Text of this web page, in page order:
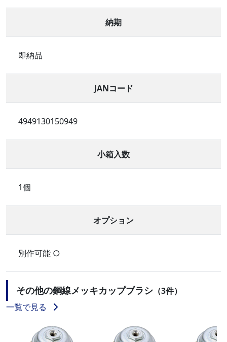
納期
即納品
JANコード
4949130150949
小箱入数
1個
オプション
別作可能 ○
その他の鋼線メッキカップブラシ （3件）
一覧で見る